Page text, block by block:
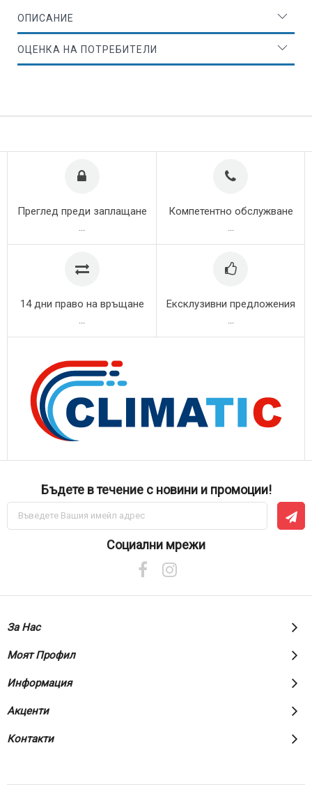
ОПИСАНИЕ
ОЦЕНКА НА ПОТРЕБИТЕЛИ
Преглед преди заплащане Компетентно обслужване
14 дни право на връщане Ексклузивни предложения
Бъдете в течение с новини и промоции!
Абонирай
за
Социални мрежи
За Нас
Моят Профил
Информация
Акценти
Контакти